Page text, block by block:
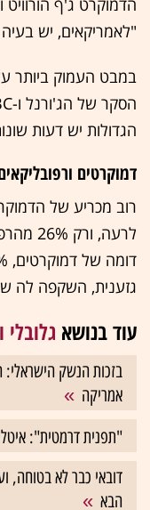
הדמוקרט ג'ף הורוויט
"לאמריקאים, יש
הגדולות יש דעות
דמוקרטים
לרעה,
גזענית, השקפה לה שותפים רק 30%
עוד בנושא גלובלי
בזכות הנשק
אמריקה
"תפנית דרמטית":
דובאי כבר לא בטוחה,
הבא